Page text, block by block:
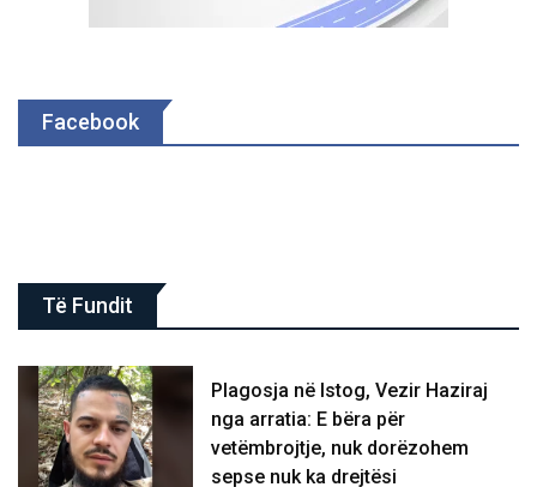
Facebook
Të Fundit
Plagosja në Istog, Vezir Haziraj
nga arratia: E bëra për
vetëmbrojtje, nuk dorëzohem
sepse nuk ka drejtësi